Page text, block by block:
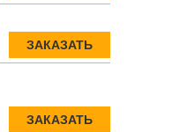
ЗАКАЗАТЬ
ЗАКАЗАТЬ